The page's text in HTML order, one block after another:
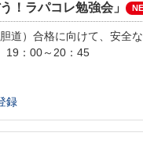
！ラパコレ勉強会」
道）合格に向けて、安全
19：00～20：45
録